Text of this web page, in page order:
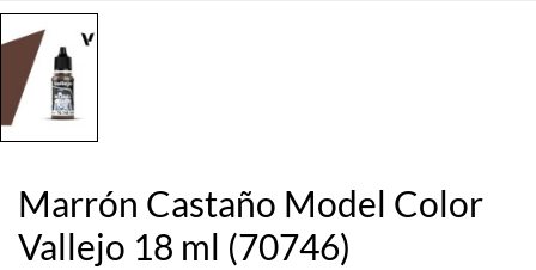
Marrón Castaño Model Color
Vallejo 18 ml (70746)